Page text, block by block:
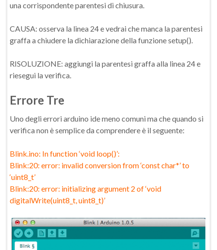
una corrispondente parentesi di chiusura.
CAUSA: osserva la linea 24 e vedrai che manca la parentesi
graffa a chiudere la dichiarazione della funzione setup().
RISOLUZIONE: aggiungi la parentesi graffa alla linea 24 e
riesegui la verifica.
Errore Tre
Uno degli errori arduino ide meno comuni ma che quando si
verifica non è semplice da comprendere è il seguente:
Blink.ino: In function ‘void loop()’:
Blink:20: error: invalid conversion from ‘const char*’ to
‘uint8_t’
Blink:20: error: initializing argument 2 of ‘void
digitalWrite(uint8_t, uint8_t)’